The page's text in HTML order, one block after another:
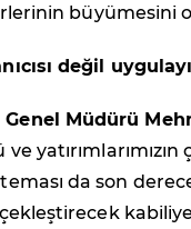
değil
Genel Müdürü
da son